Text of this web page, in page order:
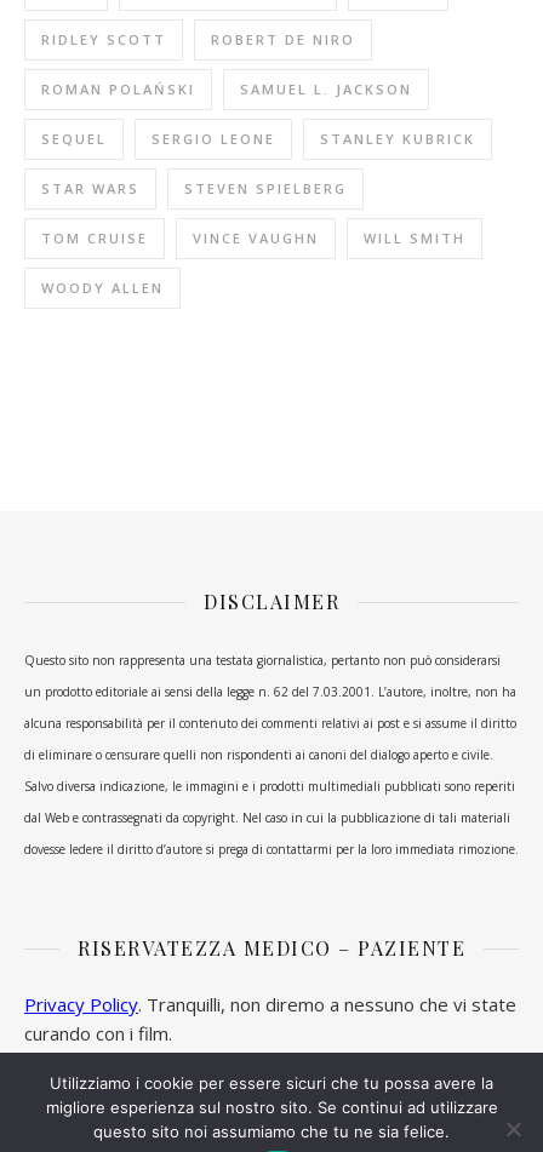
RIDLEY SCOTT ROBERT DE NIRO
ROMAN POLAŃSKI SAMUEL L. JACKSON
SEQUEL SERGIO LEONE STANLEY KUBRICK
STAR WARS STEVEN SPIELBERG
TOM CRUISE VINCE VAUGHN WILL SMITH
WOODY ALLEN
DISCLAIMER
Questo sito non rappresenta una testata giornalistica, pertanto non può considerarsi
un prodotto editoriale ai sensi della legge n. 62 del 7.03.2001. L’autore, inoltre, non ha
alcuna responsabilità per il contenuto dei commenti relativi ai post e si assume il diritto
di eliminare o censurare quelli non rispondenti ai canoni del dialogo aperto e civile.
Salvo diversa indicazione, le immagini e i prodotti multimediali pubblicati sono reperiti
dal Web e contrassegnati da copyright. Nel caso in cui la pubblicazione di tali materiali
dovesse ledere il diritto d’autore si prega di contattarmi per la loro immediata rimozione.
RISERVATEZZA MEDICO – PAZIENTE
Privacy Policy. Tranquilli, non diremo a nessuno che vi state
curando con i film.
Utilizziamo i cookie per essere sicuri che tu possa avere la
migliore esperienza sul nostro sito. Se continui ad utilizzare
questo sito noi assumiamo che tu ne sia felice.